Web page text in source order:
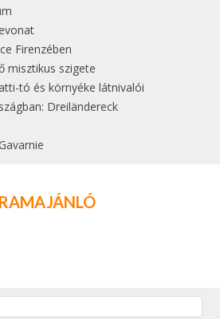
Firenzében
misztikus szigete
tó és környéke látnivalói
Dreiländereck